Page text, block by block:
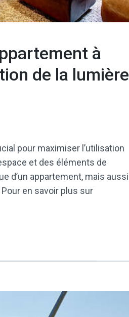
à
de la lumière
pour maximiser l’utilisation
et des éléments de
d’un appartement, mais aussi
en savoir plus sur